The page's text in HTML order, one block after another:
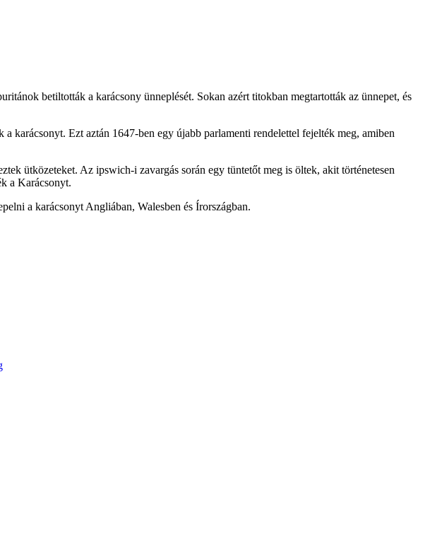
betiltották a karácsony ünneplését. Sokan azért titokban megtartották az ünnepet, és
karácsonyt. Ezt aztán 1647-ben egy újabb parlamenti rendelettel fejelték meg, amiben
ütközeteket. Az ipswich-i zavargás során egy tüntetőt meg is öltek, akit történetesen
a Karácsonyt.
a karácsonyt Angliában, Walesben és Írországban.